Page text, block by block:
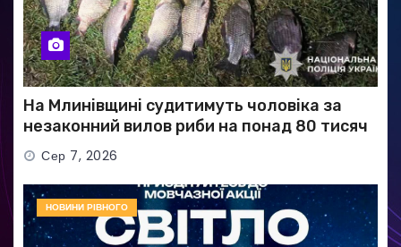
На Млинівщині судитимуть чоловіка за
незаконний вилов риби на понад 80 тисяч
гривень
Сер 7, 2026
НОВИНИ РІВНОГО